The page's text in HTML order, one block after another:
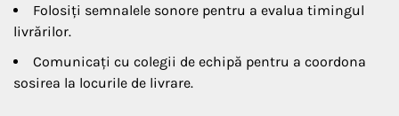
Folosiți semnalele sonore pentru a evalua timingul
livrărilor.
Comunicați cu colegii de echipă pentru a coordona
sosirea la locurile de livrare.